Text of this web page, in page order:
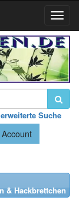
erweiterte Suche
& Hackbrettchen
Toggle